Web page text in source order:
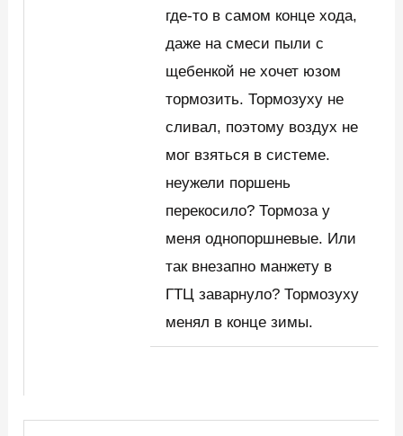
где-то в самом конце хода,
даже на смеси пыли с
щебенкой не хочет юзом
тормозить. Тормозуху не
сливал, поэтому воздух не
мог взяться в системе.
неужели поршень
перекосило? Тормоза у
меня однопоршневые. Или
так внезапно манжету в
ГТЦ заварнуло? Тормозуху
менял в конце зимы.